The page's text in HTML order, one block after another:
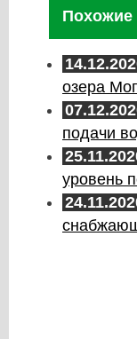
Похожие
озера
подачи
уровень